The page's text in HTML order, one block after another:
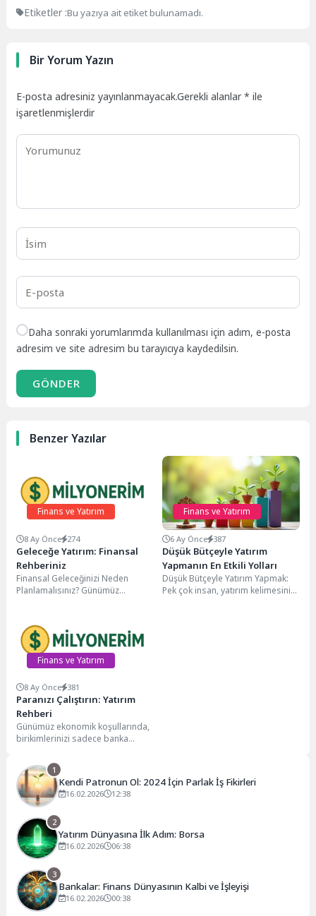
Etiketler :Bu yazıya ait etiket bulunamadı.
Bir Yorum Yazın
E-posta adresiniz yayınlanmayacak.Gerekli alanlar* ile
işaretlenmişlerdir
Daha sonraki yorumlarımda kullanılması için adım, e-posta
adresim ve site adresim bu tarayıcıya kaydedilsin.
GÖNDER
Benzer Yazılar
Finans ve Yatırım
8 Ay Önce 274
Geleceğe Yatırım: Finansal
Rehberiniz
Finansal Geleceğinizi Neden
Planlamalısınız? Günümüz
hedeflere ulaşmak için yeterli...
Finans ve Yatırım
6 Ay Önce 387
Düşük Bütçeyle Yatırım
Yapmanın En Etkili Yolları
Düşük Bütçeyle Yatırım Yapmak:
Pek çok insan, yatırım kelimesini
Finans ve Yatırım
8 Ay Önce 381
Paranızı Çalıştırın: Yatırım
Rehberi
Günümüz ekonomik koşullarında,
birikimlerinizi sadece banka
enflasyon karşısında değer
kaybetmesine neden olabilir....
1
Kendi Patronun Ol: 2024 İçin Parlak İş Fikirleri
16.02.2026 12:38
2
Yatırım Dünyasına İlk Adım: Borsa
16.02.2026 06:38
3
Bankalar: Finans Dünyasının Kalbi ve İşleyişi
16.02.2026 00:38